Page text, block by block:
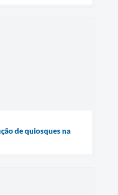
de quiosques na